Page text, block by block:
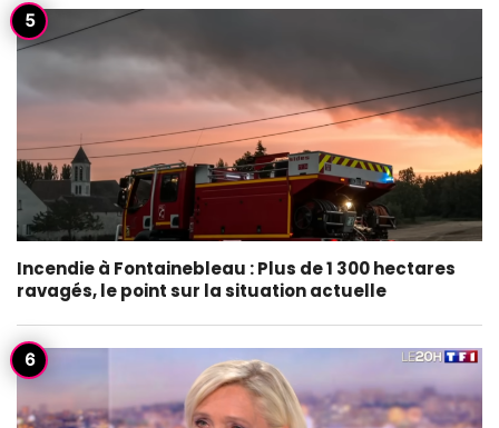
Incendie à Fontainebleau : Plus de 1 300 hectares
ravagés, le point sur la situation actuelle